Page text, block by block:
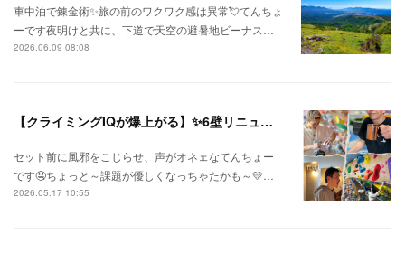
車中泊で錬金術✨旅の前のワクワク感は異常💘てんちょ
ーです夜明けと共に、下道で天空の避暑地ビーナス…
2026.06.09 08:08
【クライミングIQが爆上がる】✨6壁リニューアル✨
セット前に風邪をこじらせ、声がオネェなてんちょー
です🤤ちょっと～課題が優しくなっちゃたかも～💛…
2026.05.17 10:55